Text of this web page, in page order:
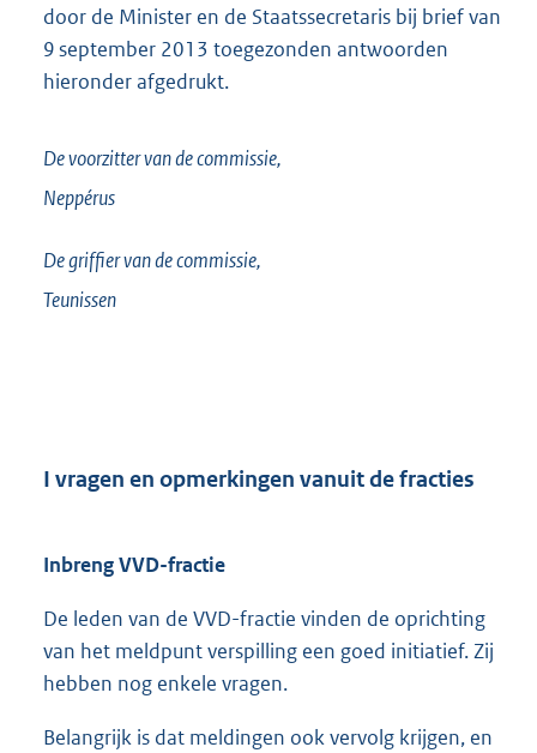
door de Minister en de Staatssecretaris bij brief van
9 september 2013 toegezonden antwoorden
hieronder afgedrukt.
De voorzitter van de commissie,
Neppérus
De griffier van de commissie,
Teunissen
I vragen en opmerkingen vanuit de fracties
Inbreng VVD-fractie
De leden van de VVD-fractie vinden de oprichting
van het meldpunt verspilling een goed initiatief. Zij
hebben nog enkele vragen.
Belangrijk is dat meldingen ook vervolg krijgen, en